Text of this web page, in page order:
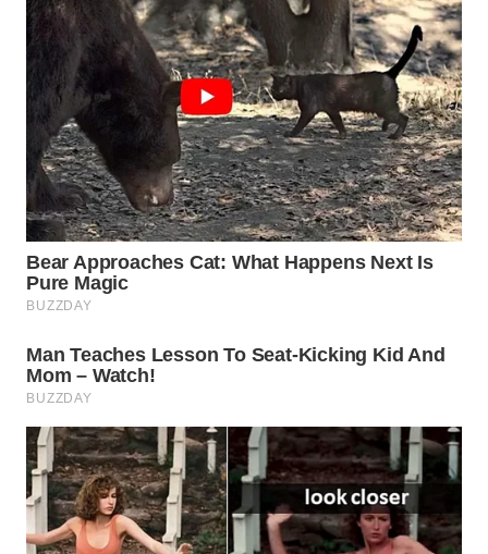
WAHANANEWS
CO ID
WAHANANEWS
NET
WAHANA
SPORT
WAHANA
UMKM
WAHANA
SELEB
WAHANA
PERSONA
WAHANA
OTOMOTIF